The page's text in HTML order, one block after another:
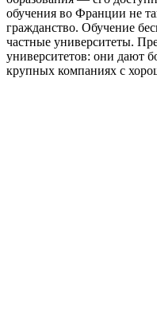
обучения во Франции не
гражданство. Обучение
частные университеты.
университетов: они дают
крупных компаниях с